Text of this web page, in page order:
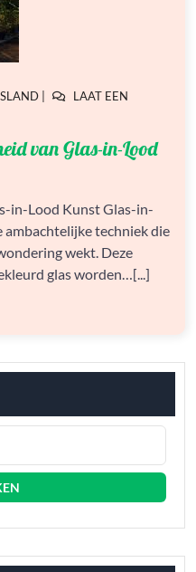
LAAT EEN
van Glas-in-Lood
in-Lood Kunst Glas-in-
ambachtelijke techniek die
wekt. Deze
glas worden…[...]